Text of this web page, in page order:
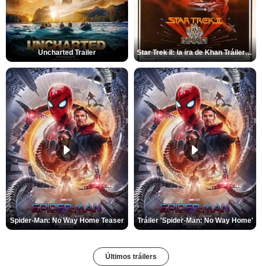
Uncharted Trailer Star Trek II: la ira de Khan Tráiler VO
Spider-Man: No Way Home Teaser Tráiler 'Spider-Man: No Way Home'
Últimos tráilers